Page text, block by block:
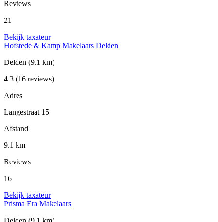
Reviews
21
Bekijk taxateur
Hofstede & Kamp Makelaars Delden
Delden (9.1 km)
4.3 (16 reviews)
Adres
Langestraat 15
Afstand
9.1 km
Reviews
16
Bekijk taxateur
Prisma Era Makelaars